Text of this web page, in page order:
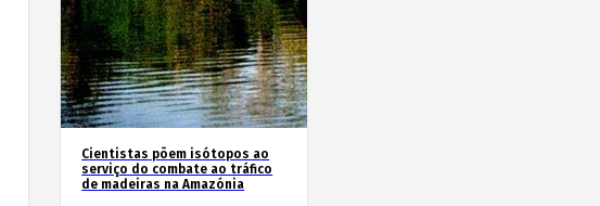
Cientistas põem isótopos ao
serviço do combate ao tráfico
de madeiras na Amazónia